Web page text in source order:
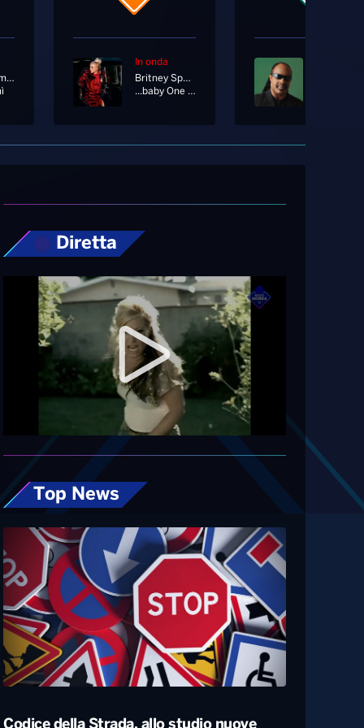
Rosa Chemical
In onda
Britney Spears
...baby One More Time
Top News